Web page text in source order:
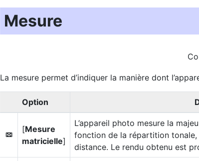
Mesure
La mesure permet d’indiquer la manière dont
Option
L
[Mesure
matricielle]
L’appareil photo mesure la
fonction de la répartition
distance. Le rendu obtenu est